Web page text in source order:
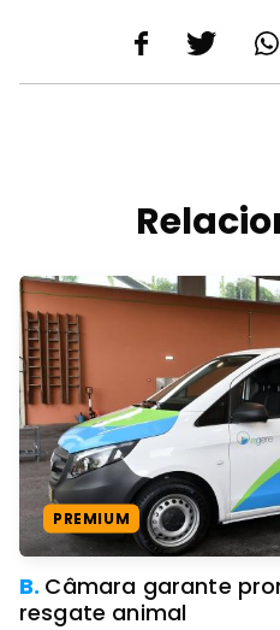
PREMIUM
B. Câmara garante
resgate animal